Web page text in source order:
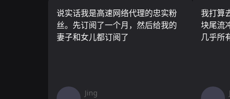
说实话我是高速网络代理的忠实粉
丝。先订阅了一个月，然后给我的
妻子和女儿都订阅了
Jing
我打算
块尾流
几乎所